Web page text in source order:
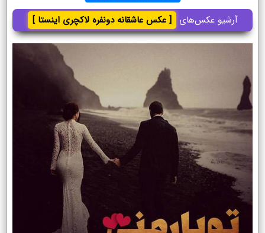
آرشیو عکس‌های [ عکس عاشقانه دونفره لاکچری اینستا ]